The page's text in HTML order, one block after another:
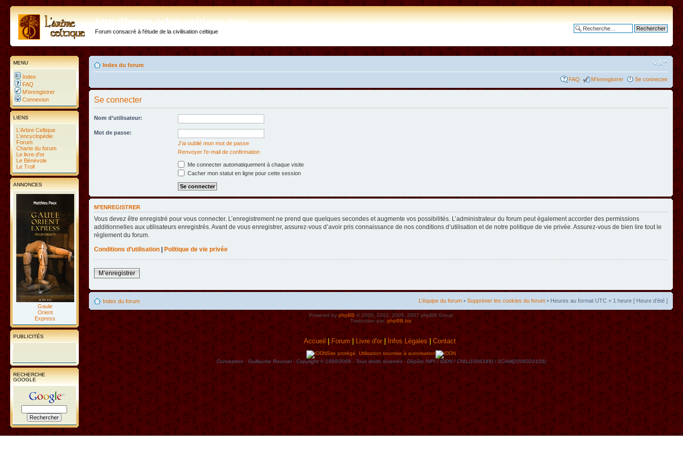
http://forum.arbre-celtique.com
Forum consacré à l'étude de la civilisation celtique
MENU
Index
FAQ
M’enregistrer
Connexion
LIENS
L'Arbre Celtique
L'encyclopédie
Forum
Charte du forum
Le livre d'or
Le Bénévole
Le Troll
ANNONCES
Gaule
Orient
Express
PUBLICITÉS
RECHERCHE
GOOGLE
Index du forum
FAQ M’enregistrer Se connecter
Se connecter
Nom d’utilisateur:
Mot de passe:
J’ai oublié mon mot de passe
Renvoyer l’e-mail de confirmation
Me connecter automatiquement à chaque visite
Cacher mon statut en ligne pour cette session
M’ENREGISTRER
Vous devez être enregistré pour vous connecter. L’enregistrement ne prend que quelques secondes et augmente vos possibilités. L’administrateur du forum peut également accorder des permissions
additionnelles aux utilisateurs enregistrés. Avant de vous enregistrer, assurez-vous d’avoir pris connaissance de nos conditions d’utilisation et de notre politique de vie privée. Assurez-vous de bien lire tout le
règlement du forum.
Conditions d’utilisation
Politique de vie privée
M’enregistrer
Index du forum L’équipe du forum • Supprimer les cookies du forum • Heures au format UTC + 1 heure [ Heure d’été ]
Powered byphpBB© 2000, 2002, 2005, 2007 phpBB Group
Traduction par:phpBB.biz
Accueil| Forum|Livre d'or|Infos Lègales|Contact
Site protégé. Utilisation soumise à autorisation
Conception : Guillaume Roussel - Copyright © 1999/2009 - Tous droits rèservès - Dèpôts INPI / IDDN / CNIL(1006349) / SCAM(2006020105)